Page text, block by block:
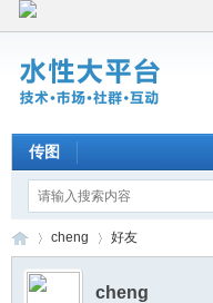
传图
cheng 好友
cheng